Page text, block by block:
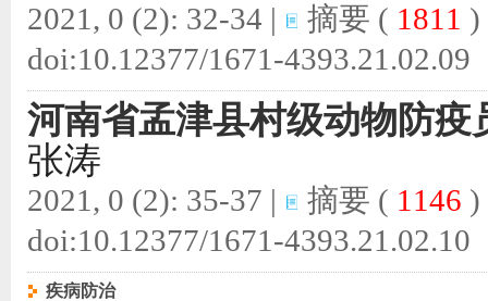
2021, 0 (2): 32-34 | 摘要 ( 1811
doi:10.12377/1671-4393.21.02.09
河南省孟津县村级动物防疫
张涛
2021, 0 (2): 35-37 | 摘要 ( 1146
doi:10.12377/1671-4393.21.02.10
疾病防治